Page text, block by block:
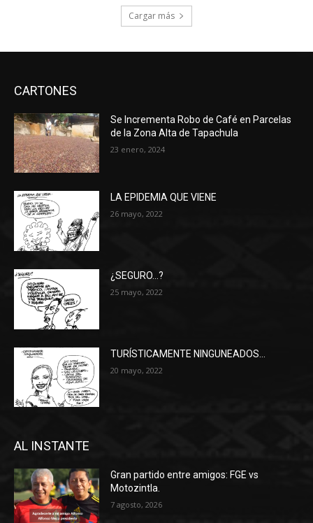
Cargar más
CARTONES
Se Incrementa Robo de Café en Parcelas
de la Zona Alta de Tapachula
23 enero, 2024
LA EPIDEMIA QUE VIENE
26 mayo, 2022
¿SEGURO…?
25 mayo, 2022
TURÍSTICAMENTE NINGUNEADOS…
20 mayo, 2022
AL INSTANTE
Gran partido entre amigos: FGE vs
Motozintla.
7 agosto, 2026